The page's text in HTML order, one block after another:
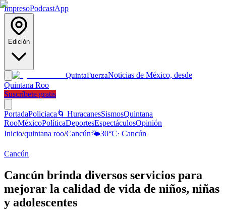
ImpresoPodcastApp
Edición
QuintaFuerzaNoticias de México, desde
Quintana Roo
Suscríbete gratis
PortadaPoliciaca 🌀 HuracanesSismosQuintana
RooMéxicoPolíticaDeportesEspectáculosOpinión
Inicio/quintana roo/Cancún🌤️30°C· Cancún
Cancún
Cancún brinda diversos servicios para
mejorar la calidad de vida de niños, niñas
y adolescentes